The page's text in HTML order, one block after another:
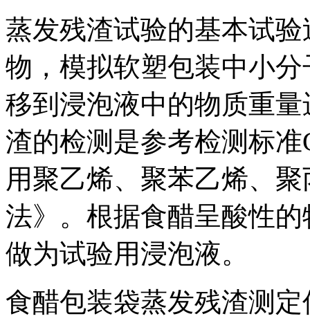
蒸发残渣试验的基本试
物，模拟软塑包装中小
移到浸泡液中的物质重
渣的检测是参考检测标准
用聚乙烯、聚苯乙烯、
法》。根据食醋呈酸性
做为试验用浸泡液。
食醋包装袋蒸发残渣测